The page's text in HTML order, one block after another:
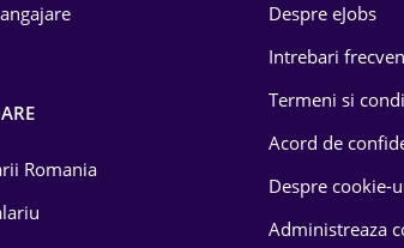
Romania
Despre eJobs
Intrebari
Termeni si
Acord de
Despre cookie-
Administreaza